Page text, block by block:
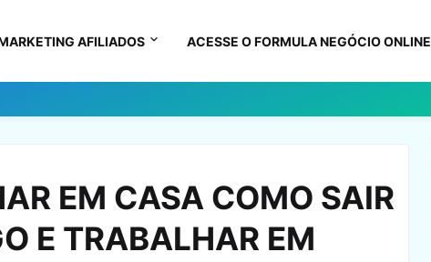
AFILIADOS ACESSE O FORMULA NEGÓCIO ONLINE
EM CASA COMO SAIR
E TRABALHAR EM